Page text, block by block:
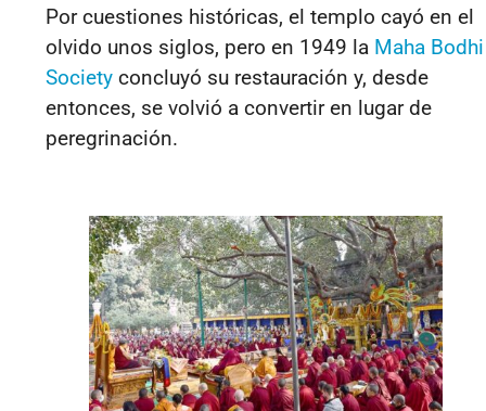
Por cuestiones históricas, el templo cayó en el
olvido unos siglos, pero en 1949 la Maha Bodhi
Society concluyó su restauración y, desde
entonces, se volvió a convertir en lugar de
peregrinación.